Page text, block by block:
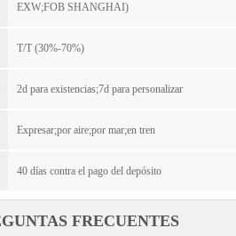
EXW;FOB SHANGHAI)
T/T (30%-70%)
2d para existencias;7d para personalizar
Expresar;por aire;por mar;en tren
40 días contra el pago del depósito
FRECUENTES